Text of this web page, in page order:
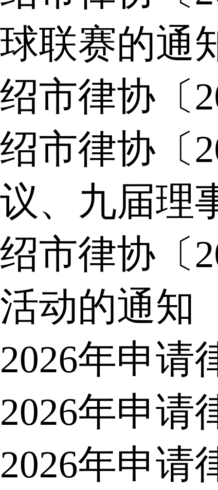
球联赛的通
绍市律协〔
绍市律协〔
议、九届理
绍市律协〔
活动的通知
2026年申请
2026年申请
2026年申请